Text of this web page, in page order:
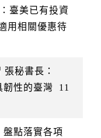
臺美已有投資
用相關優惠待
秘書長：
韌性的臺灣
11
點落實各項